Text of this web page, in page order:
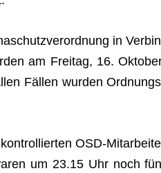
in
am Frei­tag, 16.
Fäl­len wur­den
OSD-
um 23.15 Uhr noch